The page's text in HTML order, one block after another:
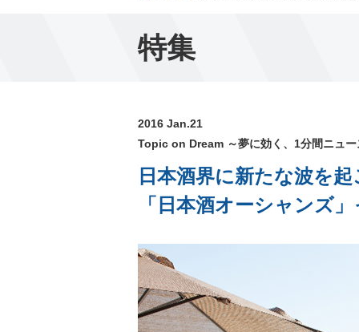
特集
2016 Jan.21
Topic on Dream ～夢に効く、1分間ニュ
日本酒界に新たな波を
「日本酒オーシャンズ